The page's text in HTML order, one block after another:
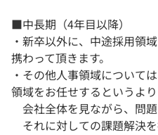
■中長期（4年目以降）
・新卒以外に、中途採用領
携わって頂きます。
・その他人事領域について
領域をお任せするというより
会社全体を見ながら、問題
それに対しての課題解決を